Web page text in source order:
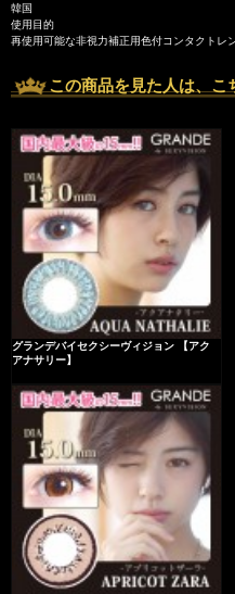
韓国
使用目的
再使用可能な非視力補正用色付コンタクトレ
この商品を見た人は、
グランデバイセクシーヴィジョン 【アク
アナサリー】